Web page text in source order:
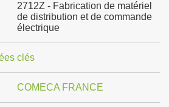
2712Z - Fabrication de matériel
de distribution et de commande
électrique
clés
COMECA FRANCE